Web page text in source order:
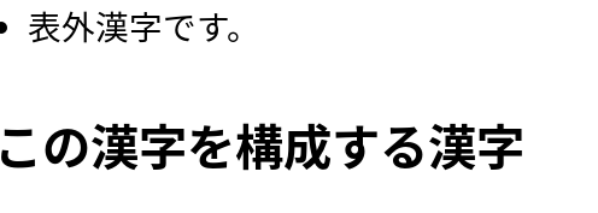
表外漢字です。
この漢字を構成する漢字